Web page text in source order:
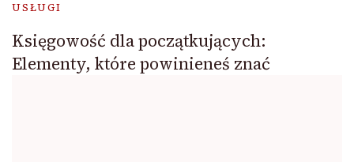
USŁUGI
Księgowość dla początkujących:
Elementy, które powinieneś znać